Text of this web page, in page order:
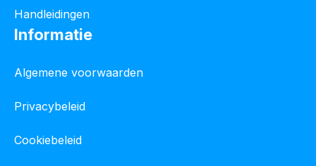
Handleidingen
Informatie
Algemene voorwaarden
Privacybeleid
Cookiebeleid